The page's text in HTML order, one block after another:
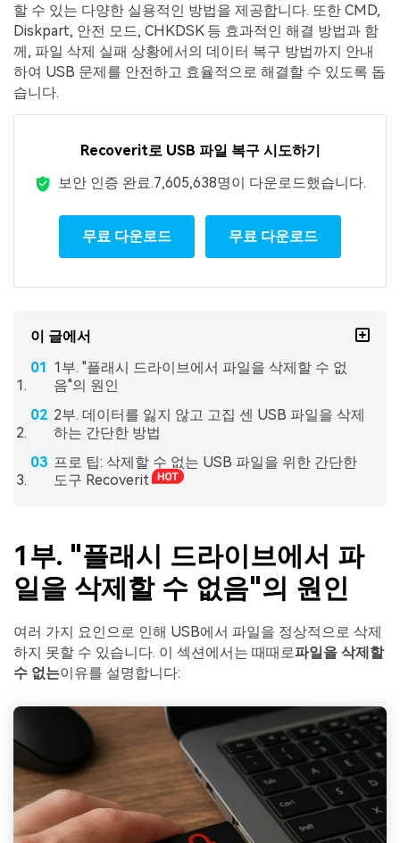
할 수 있는 다양한 실용적인 방법을 제공합니다. 또한 CMD,
Diskpart, 안전 모드, CHKDSK 등 효과적인 해결 방법과 함
께, 파일 삭제 실패 상황에서의 데이터 복구 방법까지 안내
하여 USB 문제를 안전하고 효율적으로 해결할 수 있도록 돕
습니다.
Recoverit로 USB 파일 복구 시도하기
보안 인증 완료.7,605,638명이 다운로드했습니다.
무료 다운로드 무료 다운로드
이 글에서
1부. "플래시 드라이브에서 파일을 삭제할 수 없
음"의 원인
2부. 데이터를 잃지 않고 고집 센 USB 파일을 삭제
하는 간단한 방법
프로 팁: 삭제할 수 없는 USB 파일을 위한 간단한
도구 Recoverit
1부. "플래시 드라이브에서 파
일을 삭제할 수 없음"의 원인
여러 가지 요인으로 인해 USB에서 파일을 정상적으로 삭제
하지 못할 수 있습니다. 이 섹션에서는 때때로파일을 삭제할
수 없는이유를 설명합니다: